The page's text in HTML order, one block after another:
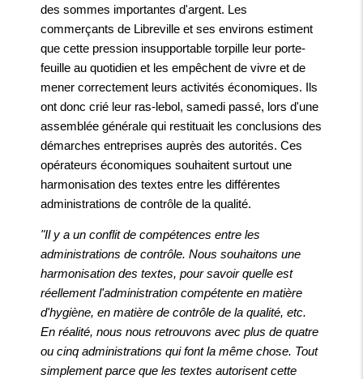
des sommes importantes d'argent. Les
commerçants de Libreville et ses environs estiment
que cette pression insupportable torpille leur porte-
feuille au quotidien et les empêchent de vivre et de
mener correctement leurs activités économiques. Ils
ont donc crié leur ras-lebol, samedi passé, lors d'une
assemblée générale qui restituait les conclusions des
démarches entreprises auprès des autorités. Ces
opérateurs économiques souhaitent surtout une
harmonisation des textes entre les différentes
administrations de contrôle de la qualité.
"Il y a un conflit de compétences entre les
administrations de contrôle. Nous souhaitons une
harmonisation des textes, pour savoir quelle est
réellement l'administration compétente en matière
d'hygiène, en matière de contrôle de la qualité, etc.
En réalité, nous nous retrouvons avec plus de quatre
ou cinq administrations qui font la même chose. Tout
simplement parce que les textes autorisent cette